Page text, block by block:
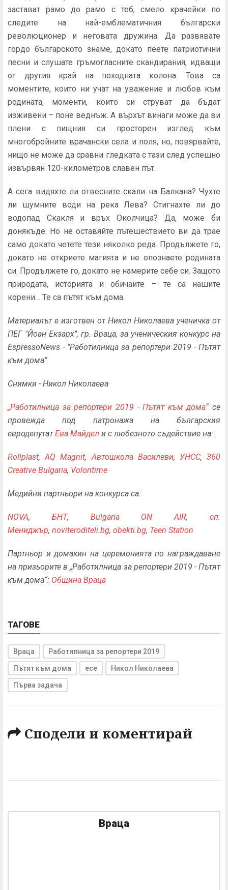
застават рамо до рамо с теб, смело крачейки по
следите на най-емблематичния български
революционер и неговата дружина. Да развявате
гордо българското знаме, докато пеете патриотични
песни и слушате гръмогласните скандирания, идващи
от другия край на походната колона. Това са
моментите, които ни учат на уважение и любов към
родината, моменти, които си струват да бъдат
изживени – поне веднъж. А върхът винаги може да ви
плени с пищния си просторен изглед към
многобройните врачански села и поля, но, повярвайте,
нищо не може да сравни гледката с тази след успешно
извървян 120-километров славен път.
А сега видяхте ли отвесните скали на Балкана? Чухте
ли шумните води на река Лева? Стигнахте ли до
водопад Скакля и връх Околчица? Да, може би
донякъде. Но не оставяйте пътешествието ви да трае
само докато четете тези няколко реда. Продължете го,
докато не откриете магията и не опознаете родината
си. Продължете го, докато не намерите себе си. Защото
природата, историята и обичаите – те са нашите
корени… Те са пътят към дома.
Материалът е изготвен от Никол Николаева ученичка от
ПЕГ "Йоан Екзарх", гр. Враца, за ученическия конкурс на
EspressoNews - "Работилница за репортери 2019 - Пътят
към дома"
Снимки - Никол Николаева
„Работилница за репортери 2019 - Пътят към дома“се
провежда под патронажа на българския
евродепутатЕва Майдел и с любезното съдействие на:
Rollplast,AQ Magnit,Автошкола Василеви, УНСС,360
Creative Bulgaria, Volontime
Медийни партньори на конкурса са:
NOVA, БНТ, Bulgaria ON AIR,сп.
Мениджър, noviteroditeli.bg, obekti.bg, Teen Station
Партньор и домакин на церемонията по награждаване
на призьорите в „Работилница за репортери 2019 - Пътят
към дома“: Община Враца
ТАГОВЕ
Враца Работилница за репортери 2019
Пътят към дома есе Никол Николаева
Първа задача
Сподели и коментирай
Враца